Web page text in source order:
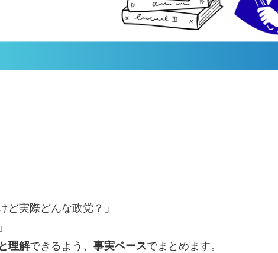
ど実際どんな政党？」
理解できるよう、 事実ベースでまとめます。